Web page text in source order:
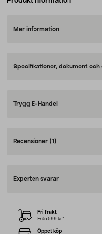
Mer information
Specifikationer, dokument och
Trygg E-Handel
Recensioner (1)
Experten svarar
Fri frakt
Från 599 kr*
Öppet köp